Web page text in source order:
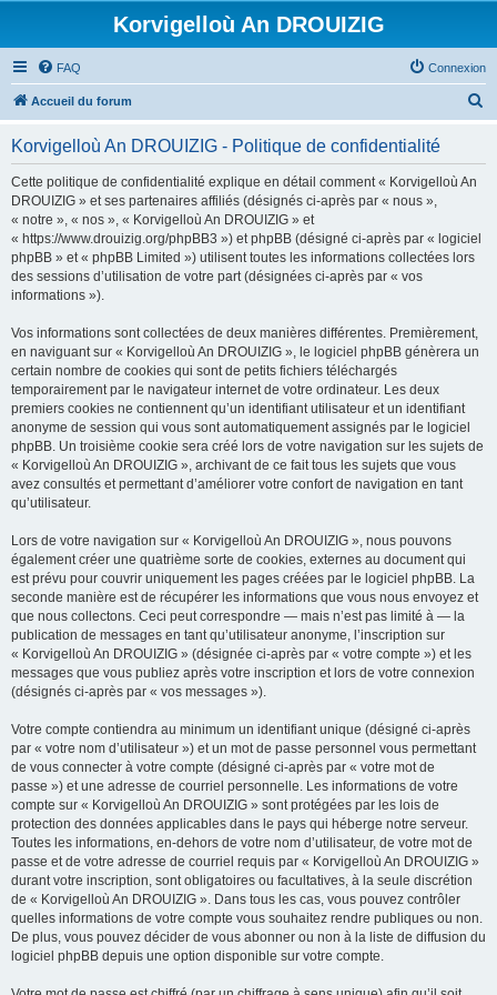
Korvigelloù An DROUIZIG
FAQ Connexion
Accueil du forum
Korvigelloù An DROUIZIG - Politique de confidentialité
Cette politique de confidentialité explique en détail comment « Korvigelloù An
DROUIZIG » et ses partenaires affiliés (désignés ci-après par « nous »,
« notre », « nos », « Korvigelloù An DROUIZIG » et
« https://www.drouizig.org/phpBB3 ») et phpBB (désigné ci-après par « logiciel
phpBB » et « phpBB Limited ») utilisent toutes les informations collectées lors
des sessions d’utilisation de votre part (désignées ci-après par « vos
informations »).
Vos informations sont collectées de deux manières différentes. Premièrement,
en naviguant sur « Korvigelloù An DROUIZIG », le logiciel phpBB génèrera un
certain nombre de cookies qui sont de petits fichiers téléchargés
temporairement par le navigateur internet de votre ordinateur. Les deux
premiers cookies ne contiennent qu’un identifiant utilisateur et un identifiant
anonyme de session qui vous sont automatiquement assignés par le logiciel
phpBB. Un troisième cookie sera créé lors de votre navigation sur les sujets de
« Korvigelloù An DROUIZIG », archivant de ce fait tous les sujets que vous
avez consultés et permettant d’améliorer votre confort de navigation en tant
qu’utilisateur.
Lors de votre navigation sur « Korvigelloù An DROUIZIG », nous pouvons
également créer une quatrième sorte de cookies, externes au document qui
est prévu pour couvrir uniquement les pages créées par le logiciel phpBB. La
seconde manière est de récupérer les informations que vous nous envoyez et
que nous collectons. Ceci peut correspondre — mais n’est pas limité à — la
publication de messages en tant qu’utilisateur anonyme, l’inscription sur
« Korvigelloù An DROUIZIG » (désignée ci-après par « votre compte ») et les
messages que vous publiez après votre inscription et lors de votre connexion
(désignés ci-après par « vos messages »).
Votre compte contiendra au minimum un identifiant unique (désigné ci-après
par « votre nom d’utilisateur ») et un mot de passe personnel vous permettant
de vous connecter à votre compte (désigné ci-après par « votre mot de
passe ») et une adresse de courriel personnelle. Les informations de votre
compte sur « Korvigelloù An DROUIZIG » sont protégées par les lois de
protection des données applicables dans le pays qui héberge notre serveur.
Toutes les informations, en-dehors de votre nom d’utilisateur, de votre mot de
passe et de votre adresse de courriel requis par « Korvigelloù An DROUIZIG »
durant votre inscription, sont obligatoires ou facultatives, à la seule discrétion
de « Korvigelloù An DROUIZIG ». Dans tous les cas, vous pouvez contrôler
quelles informations de votre compte vous souhaitez rendre publiques ou non.
De plus, vous pouvez décider de vous abonner ou non à la liste de diffusion du
logiciel phpBB depuis une option disponible sur votre compte.